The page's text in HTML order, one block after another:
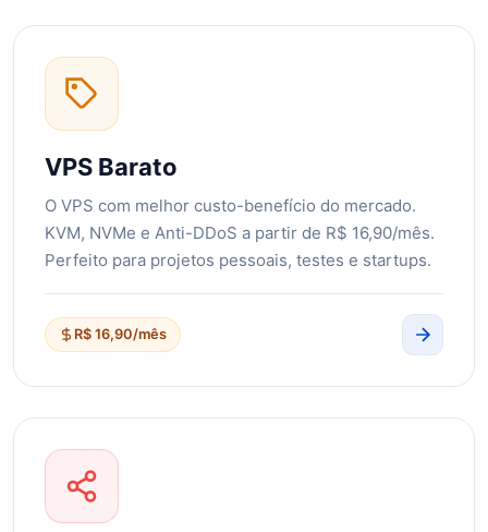
VPS Barato
O VPS com melhor custo-benefício do mercado.
KVM, NVMe e Anti-DDoS a partir de R$ 16,90/mês.
Perfeito para projetos pessoais, testes e startups.
R$ 16,90/mês